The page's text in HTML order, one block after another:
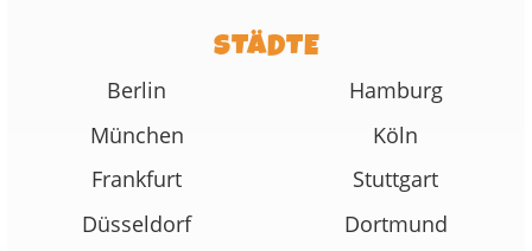
STÄDTE
Berlin
Hamburg
München
Köln
Frankfurt
Stuttgart
Düsseldorf
Dortmund